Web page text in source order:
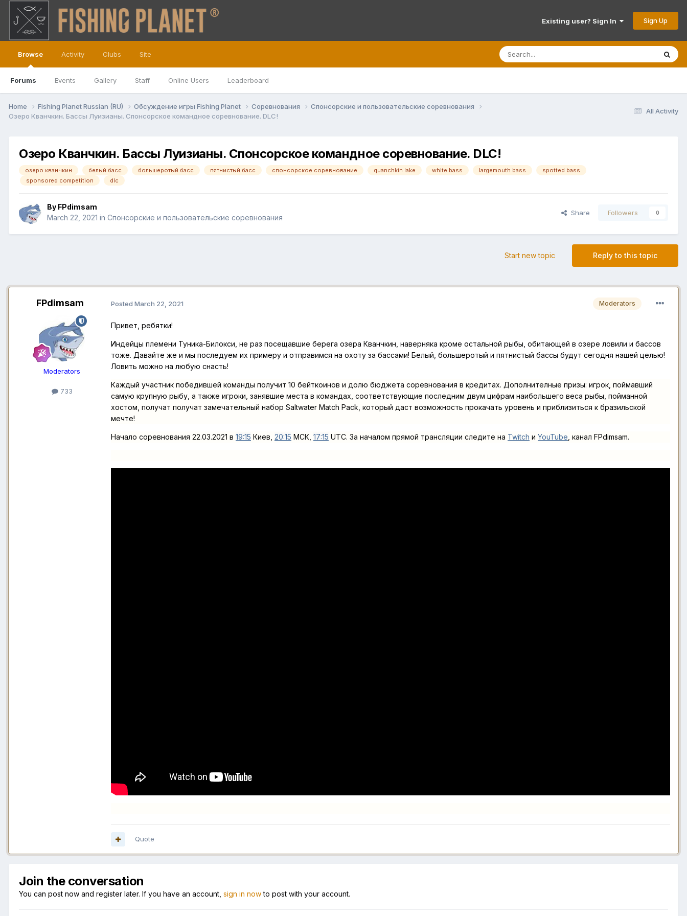
Existing user? Sign In Sign Up
Browse
Forums Events Gallery Staff Online Users Leaderboard
Activity Clubs Site
All Activity
Home Fishing Planet Russian (RU) Обсуждение игры Fishing Planet Соревнования
Спонсорские и пользовательские соревнования
Озеро Кванчкин. Бассы Луизианы. Спонсорское командное соревнование. DLC!
Озеро Кванчкин. Бассы Луизианы. Спонсорское командное соревнование. DLC!
озеро кванчкин белый басс большеротый басс пятнистый басс спонсорское соревнование quanchkin lake white bass largemouth bass
spotted bass
sponsored competition
dlc
By FPdimsam
March 22, 2021 in Спонсорские и пользовательские соревнования
Share Followers 0
Reply to this topic
Start new topic
FPdimsam
Moderators
733
Moderators
Posted March 22, 2021
Привет, ребятки!
Индейцы племени Туника-Билокси, не раз посещавшие берега озера Кванчкин, наверняка кроме остальной рыбы, обитающей в озере ловили и бассов
тоже. Давайте же и мы последуем их примеру и отправимся на охоту за бассами! Белый, большеротый и пятнистый бассы будут сегодня нашей целью!
Ловить можно на любую снасть!
Каждый участник победившей команды получит 10 бейткоинов и долю бюджета соревнования в кредитах. Дополнителные призы: игрок, поймавший
самую крупную рыбу, а также игроки, занявшие места в командах, соответствующие последним двум цифрам наибольшего веса рыбы, пойманной
хостом, получат получат замечательный набор Saltwater Match Pack, который даст возможность прокачать уровень и приблизиться к бразильской
мечте!
Начало соревнования 22.03.2021 в 19:15 Киев, 20:15 МСК, 17:15 UTC. За началом прямой трансляции следите на Twitch и YouTube , канал FPdimsam.
Quote
Join the conversation
You can post now and register later. If you have an account, sign in nowto post with your account.